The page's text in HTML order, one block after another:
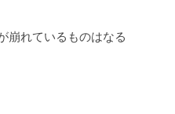
崩れているものはなる